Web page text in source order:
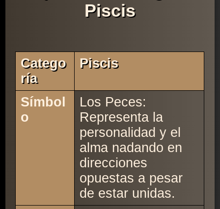
Piscis
Catego
Ría
Piscis
Símbol
o
Los Peces:
Representa la
personalidad y el
alma nadando en
direcciones
opuestas a pesar
de estar unidas.